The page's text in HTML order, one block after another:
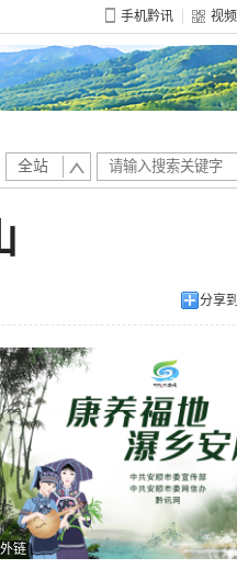
手机黔讯 视
全站
分享到
外链